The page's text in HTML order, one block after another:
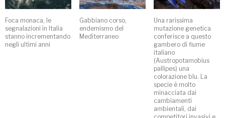
Foca monaca, le
segnalazioni in Italia
stanno incrementando
negli ultimi anni
Gabbiano corso,
endemismo del
Mediterraneo
Una rarissima
mutazione genetica
conferisce a questo
gambero di fiume
italiano
(Austropotamobius
pallipes) una
colorazione blu. La
specie è molto
minacciata dai
cambiamenti
ambientali, dai